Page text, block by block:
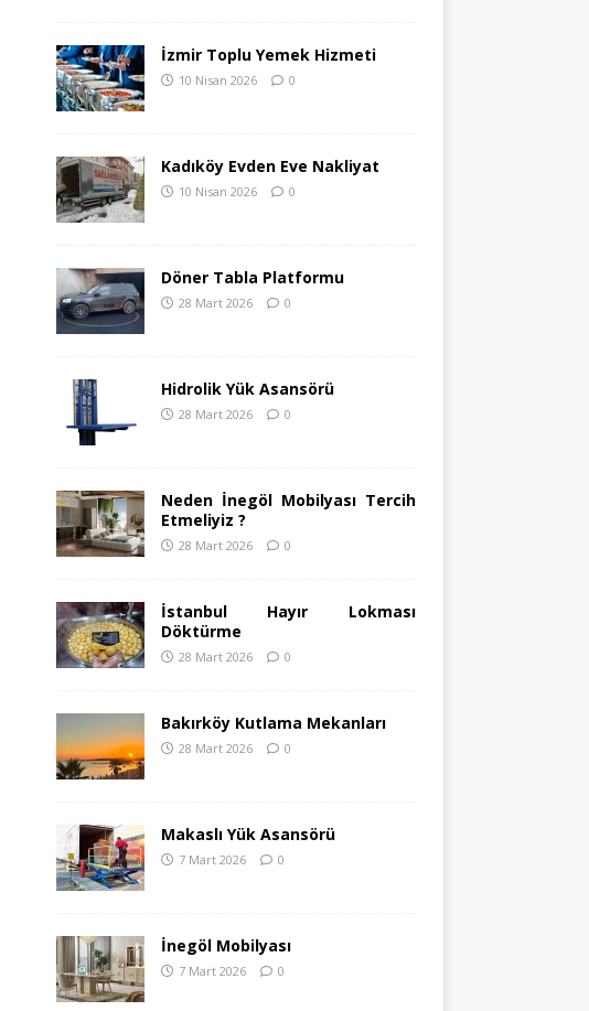
İzmir Toplu Yemek Hizmeti
10 Nisan 2026 0
Kadıköy Evden Eve Nakliyat
10 Nisan 2026 0
Döner Tabla Platformu
28 Mart 2026 0
Hidrolik Yük Asansörü
28 Mart 2026 0
Neden İnegöl Mobilyası Tercih
Etmeliyiz ?
28 Mart 2026 0
İstanbul Hayır Lokması
Döktürme
28 Mart 2026 0
Bakırköy Kutlama Mekanları
28 Mart 2026 0
Makaslı Yük Asansörü
7 Mart 2026 0
İnegöl Mobilyası
7 Mart 2026 0